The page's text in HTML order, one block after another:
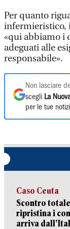
Per quanto
infermieristico,
«qui abbiamo i
adeguati alle
responsabile».
Non lasciare
scegli La
per le tue
Caso Ceuta
Scontro
ripristina i
arriva